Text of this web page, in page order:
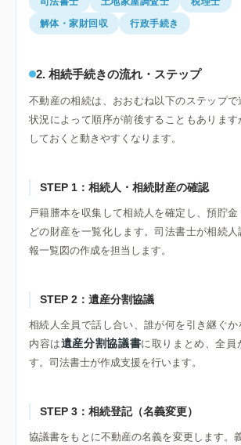
解体・家財回収
行政手続き
2. 相続手続きの流れ・ステップ
不動産の相続は、おおむね以下のステップで
状況によって順序が前後することもありま
しておくと動きやすくなります。
STEP 1：相続人・相続財産の確認
戸籍謄本を収集して相続人を確定し、預貯
どの財産を一覧化します。司法書士が相続
報一覧図の作成を担当します。
STEP 2：遺産分割協議
相続人全員で話し合い、誰が何を引き継ぐ
内容は遺産分割協議書に取りまとめ、全員
す。司法書士が作成支援を行います。
STEP 3：相続登記（名義変更）
協議書をもとに不動産の名義を変更します。